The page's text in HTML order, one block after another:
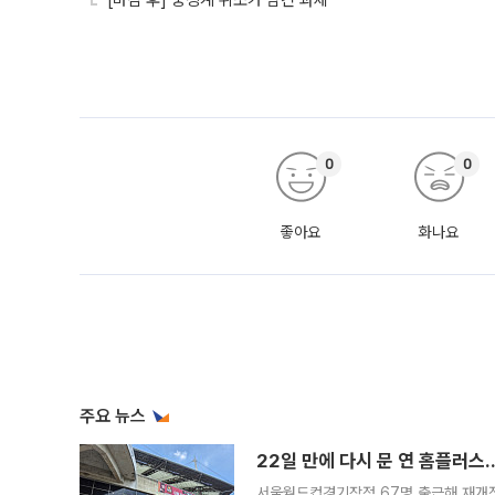
좋아요
0
화나요
0
주요 뉴스
22일 만에 다시 문 연 홈플러스